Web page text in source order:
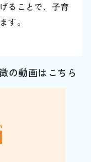
ることで、子育
す。
の動画はこちら